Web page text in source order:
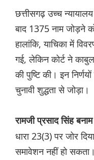
छत्तीसगढ़ उच्च
बाद 1375 नाम जोड़ने
हालांकि, याचिका में
गई, लेकिन कोर्ट ने
की पुष्टि की। इन
चुनावी शुद्धता से जोड़ा।
रामजी प्रसाद सिंह
धारा 23(3) पर जोर
समावेशन नहीं हो